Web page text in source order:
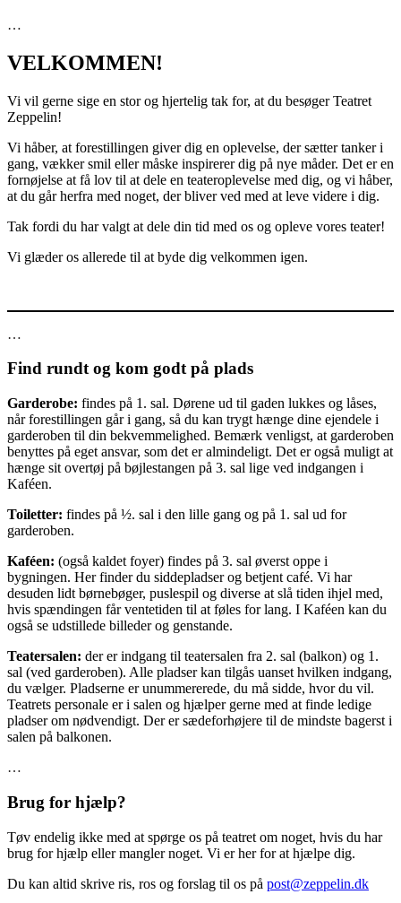
…
VELKOMMEN!
Vi vil gerne sige en stor og hjertelig tak for, at du besøger Teatret
Zeppelin!
Vi håber, at forestillingen giver dig en oplevelse, der sætter tanker i
gang, vækker smil eller måske inspirerer dig på nye måder. Det er en
fornøjelse at få lov til at dele en teateroplevelse med dig, og vi håber,
at du går herfra med noget, der bliver ved med at leve videre i dig.
Tak fordi du har valgt at dele din tid med os og opleve vores teater!
Vi glæder os allerede til at byde dig velkommen igen.
…
Find rundt og kom godt på plads
Garderobe: findes på 1. sal. Dørene ud til gaden lukkes og låses,
når forestillingen går i gang, så du kan trygt hænge dine ejendele i
garderoben til din bekvemmelighed. Bemærk venligst, at garderoben
benyttes på eget ansvar, som det er almindeligt. Det er også muligt at
hænge sit overtøj på bøjlestangen på 3. sal lige ved indgangen i
Kaféen.
Toiletter: findes på ½. sal i den lille gang og på 1. sal ud for
garderoben.
Kaféen: (også kaldet foyer) findes på 3. sal øverst oppe i
bygningen. Her finder du siddepladser og betjent café. Vi har
desuden lidt børnebøger, puslespil og diverse at slå tiden ihjel med,
hvis spændingen får ventetiden til at føles for lang. I Kaféen kan du
også se udstillede billeder og genstande.
Teatersalen: der er indgang til teatersalen fra 2. sal (balkon) og 1.
sal (ved garderoben). Alle pladser kan tilgås uanset hvilken indgang,
du vælger. Pladserne er unummererede, du må sidde, hvor du vil.
Teatrets personale er i salen og hjælper gerne med at finde ledige
pladser om nødvendigt. Der er sædeforhøjere til de mindste bagerst i
salen på balkonen.
…
Brug for hjælp?
Tøv endelig ikke med at spørge os på teatret om noget, hvis du har
brug for hjælp eller mangler noget. Vi er her for at hjælpe dig.
Du kan altid skrive ris, ros og forslag til os på post@zeppelin.dk